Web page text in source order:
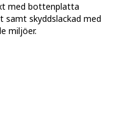
med bottenplatta
samt skyddslackad med
miljöer.